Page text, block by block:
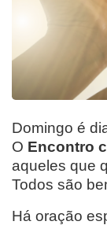
Domingo é
O Encontro
aqueles que
Todos são
Há oração